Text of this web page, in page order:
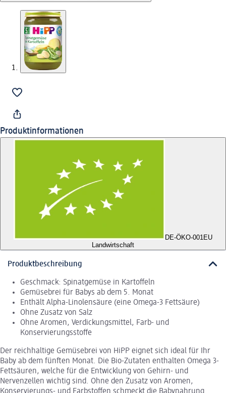
Produktinformationen
DE-ÖKO-001EU
Landwirtschaft
Produktbeschreibung
Geschmack: Spinatgemüse in Kartoffeln
Gemüsebrei für Babys ab dem 5. Monat
Enthält Alpha-Linolensäure (eine Omega-3 Fettsäure)
Ohne Zusatz von Salz
Ohne Aromen, Verdickungsmittel, Farb- und
Konservierungsstoffe
Der reichhaltige Gemüsebrei von HiPP eignet sich ideal für Ihr
Baby ab dem fünften Monat. Die Bio-Zutaten enthalten Omega 3-
Fettsäuren, welche für die Entwicklung von Gehirn- und
Nervenzellen wichtig sind. Ohne den Zusatz von Aromen,